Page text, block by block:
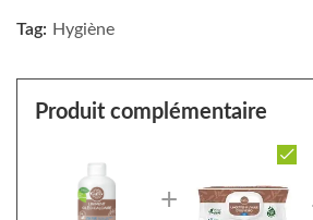
Tag: Hygiène
Produit complémentaire